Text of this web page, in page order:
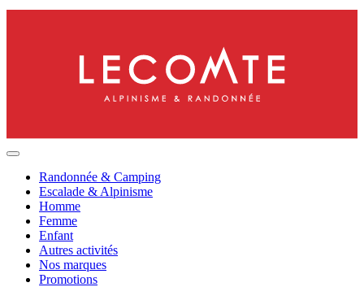
Randonnée & Camping
Escalade & Alpinisme
Homme
Femme
Enfant
Autres activités
Nos marques
Promotions